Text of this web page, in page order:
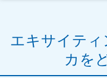
エキサイテ
カを